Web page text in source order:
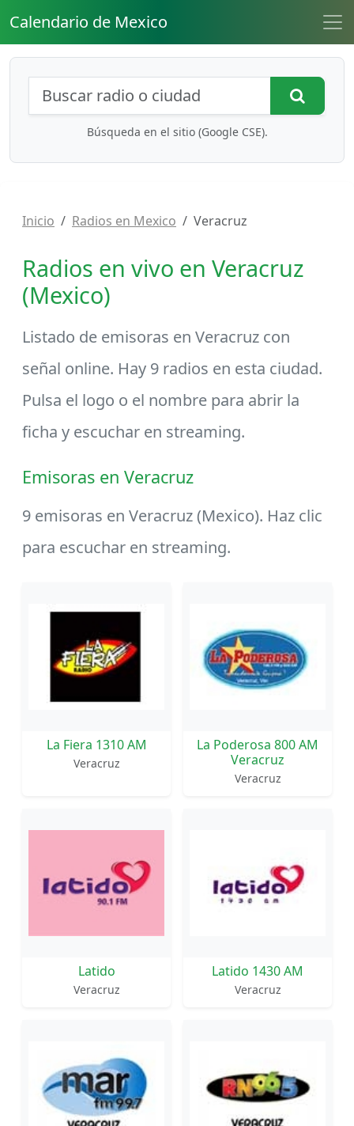
Calendario de Mexico
Búsqueda de radios y contenidos
Búsqueda en el sitio (Google CSE).
Inicio Radios en Mexico Veracruz
Radios en vivo en Veracruz
(Mexico)
Listado de emisoras en Veracruz con
señal online. Hay 9 radios en esta ciudad.
Pulsa el logo o el nombre para abrir la
ficha y escuchar en streaming.
Emisoras en Veracruz
9 emisoras en Veracruz (Mexico). Haz clic
para escuchar en streaming.
La Fiera 1310 AM
Veracruz
La Poderosa 800 AM
Veracruz
Veracruz
Latido
Veracruz
Latido 1430 AM
Veracruz